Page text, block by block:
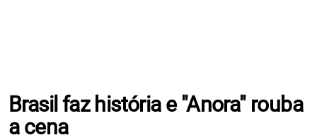
Brasil faz história e "Anora" rouba
a cena